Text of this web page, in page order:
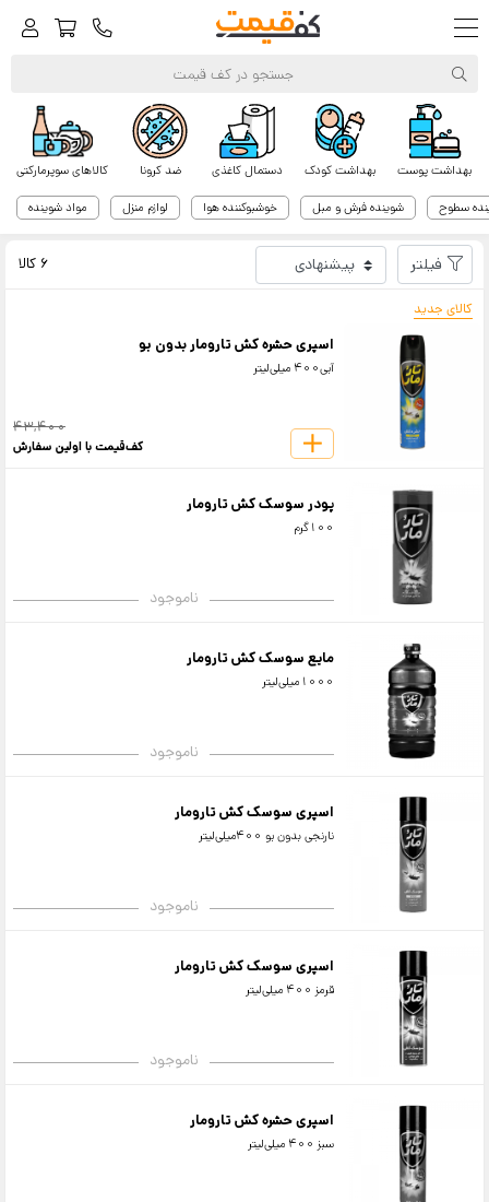
کالاهای سوپرمارکتی ضد کرونا دستمال کاغذی بهداشت کودک بهداشت پوست
مواد شوینده لوازم منزل خوشبوکننده هوا شوینده فرش و مبل سطوح
کف‌قیمت
تار و مار
فیلتر
6 کالا
کالای جدید
اسپری حشره کش تارومار بدون بو
آبی400 میلی‌لیتر
43,400
کف‌قیمت با اولین سفارش
پودر سوسک کش تارومار
100گرم
ناموجود
مایع سوسک کش تارومار
1000میلی‌لیتر
ناموجود
اسپری سوسک کش تارومار
نارنجی بدون بو 400میلی‌لیتر
ناموجود
اسپری سوسک کش تارومار
قرمز 400 میلی‌لیتر
ناموجود
اسپری حشره کش تارومار
سبز 400 میلی‌لیتر